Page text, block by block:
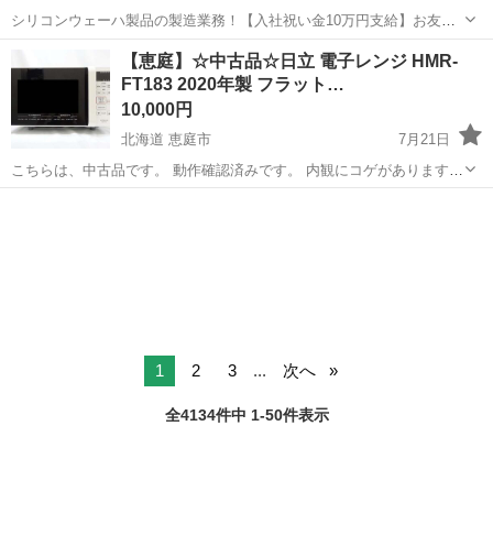
シリコンウェーハ製品の製造業務！【入社祝い金10万円支給】お友達
やカップルとの応募OK◎年間休日129日＆休出なしでプライベート充
実♪業務はクリーンルームで快適作業◎自社正社員登用制度あり★1食
300円～の格安食堂あり！《佐...
伊万里市 東山代駅 その他
【恵庭】☆中古品☆日立 電子レンジ HMR-
FT183 2020年製 フラット…
10,000円
北海道 恵庭市
7月21日
こちらは、中古品です。 動作確認済みです。 内観にコゲがあります。
落としきれない汚れがあります。 側面にテープ剥がし跡がございま
1 2 3 ... 次へ
全4134件中 1-50件表示